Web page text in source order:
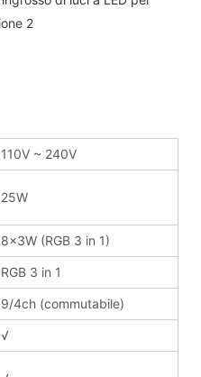
110V ~ 240V
25W
8x3W (RGB 3 in 1)
RGB 3 in 1
9/4ch (commutabile)
√